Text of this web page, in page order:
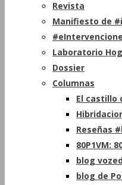
Revista
Manifiesto de
Laboratorio
Dossier
Columnas
El castillo
Reseñas
80P1VM:
blog
blog de